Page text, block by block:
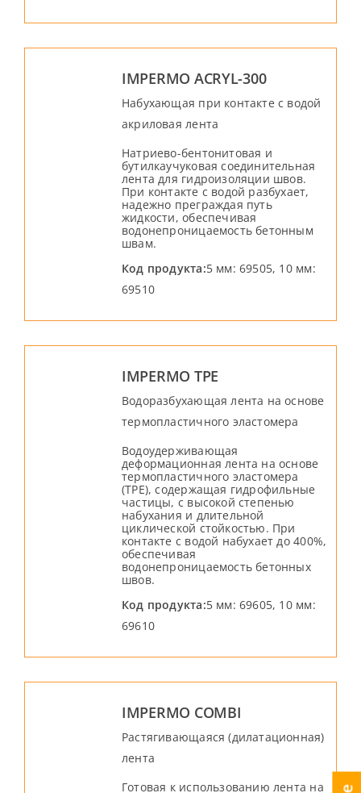
IMPERMO ACRYL-300
Набухающая при контакте с водой
акриловая лента
Натриево-бентонитовая и
бутилкаучуковая соединительная
лента для гидроизоляции швов.
При контакте с водой разбухает,
надежно преграждая путь
жидкости, обеспечивая
водонепроницаемость бетонным
швам.
Код продукта:5 мм: 69505, 10 мм:
69510
IMPERMO TPE
Водоразбухающая лента на основе
термопластичного эластомера
Водоудерживающая
деформационная лента на основе
термопластичного эластомера
(TPE), содержащая гидрофильные
частицы, с высокой степенью
набухания и длительной
циклической стойкостью. При
контакте с водой набухает до 400%,
обеспечивая
водонепроницаемость бетонных
швов.
Код продукта:5 мм: 69605, 10 мм:
69610
IMPERMO COMBI
Растягивающаяся (дилатационная)
лента
Готовая к использованию лента на